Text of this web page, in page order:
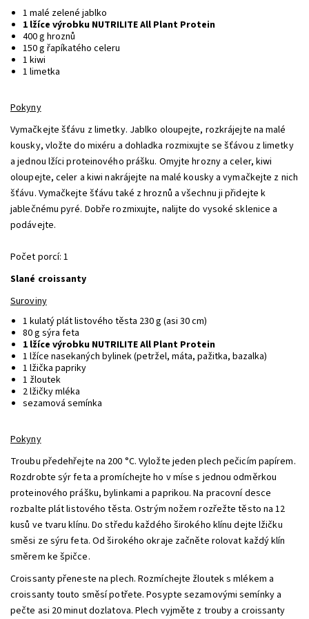
1 malé zelené jablko
1 lžíce výrobku NUTRILITE All Plant Protein
400 g hroznů
150 g řapíkatého celeru
1 kiwi
1 limetka
Pokyny
Vymačkejte šťávu z limetky. Jablko oloupejte, rozkrájejte na malé
kousky, vložte do mixéru a dohladka rozmixujte se šťávou z limetky
a jednou lžíci proteinového prášku. Omyjte hrozny a celer, kiwi
oloupejte, celer a kiwi nakrájejte na malé kousky a vymačkejte z nich
šťávu. Vymačkejte šťávu také z hroznů a všechnu ji přidejte k
jablečnému pyré. Dobře rozmixujte, nalijte do vysoké sklenice a
podávejte.
Počet porcí: 1
Slané croissanty
Suroviny
1 kulatý plát listového těsta 230 g (asi 30 cm)
80 g sýra feta
1 lžíce výrobku NUTRILITE All Plant Protein
1 lžíce nasekaných bylinek (petržel, máta, pažitka, bazalka)
1 lžička papriky
1 žloutek
2 lžičky mléka
sezamová semínka
Pokyny
Troubu předehřejte na 200 °C. Vyložte jeden plech pečicím papírem.
Rozdrobte sýr feta a promíchejte ho v míse s jednou odměrkou
proteinového prášku, bylinkami a paprikou. Na pracovní desce
rozbalte plát listového těsta. Ostrým nožem rozřežte těsto na 12
kusů ve tvaru klínu. Do středu každého širokého klínu dejte lžičku
směsi ze sýru feta. Od širokého okraje začněte rolovat každý klín
směrem ke špičce.
Croissanty přeneste na plech. Rozmíchejte žloutek s mlékem a
croissanty touto směsí potřete. Posypte sezamovými semínky a
pečte asi 20 minut dozlatova. Plech vyjměte z trouby a croissanty